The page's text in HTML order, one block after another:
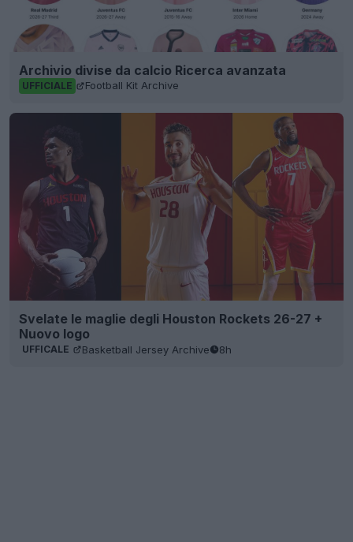
Archivio divise da calcio Ricerca avanzata
UFFICIALE Football Kit Archive
Svelate le maglie degli Houston Rockets 26-27 +
Nuovo logo
UFFICALE Basketball Jersey Archive 8h